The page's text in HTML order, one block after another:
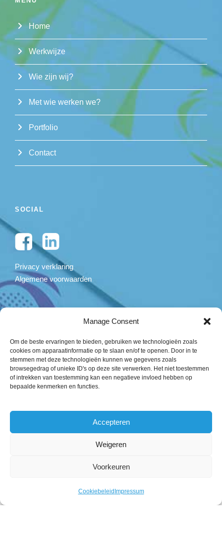
Manage Consent
Om de beste ervaringen te bieden, gebruiken we technologieën zoals
cookies om apparaatinformatie op te slaan en/of te openen. Door in te
stemmen met deze technologieën kunnen we gegevens zoals
browsegedrag of unieke ID's op deze site verwerken. Het niet toestemmen
of intrekken van toestemming kan een negatieve invloed hebben op
bepaalde kenmerken en functies.
Accepteren
Weigeren
Voorkeuren
Cookiebeleid Impressum
Home
Werkwijze
Wie zijn wij?
Met wie werken we?
Portfolio
Contact
SOCIAL
Privacy verklaring
Algemene voorwaarden
DOORINDICIA